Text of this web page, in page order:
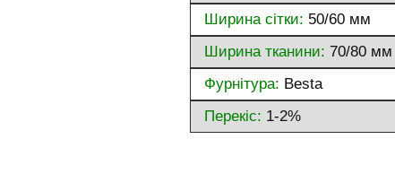
Ширина сітки: 50/60 мм
Ширина тканини: 70/80 мм
Фурнітура: Besta
Перекіс: 1-2%